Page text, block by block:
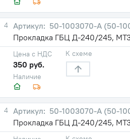
4
50-1003070-А (50-
Прокладка ГБЦ Д-240/245,
Наличие
Цена с НДС
350 руб.
К схеме
4
50-1003070-А (50-
Прокладка ГБЦ Д-240/245,